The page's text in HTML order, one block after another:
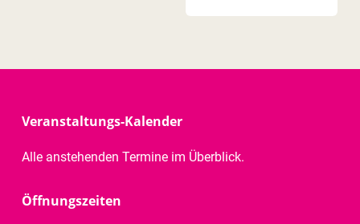
Veranstaltungs-Kalender
Alle anstehenden Termine im Überblick.
Öffnungszeiten